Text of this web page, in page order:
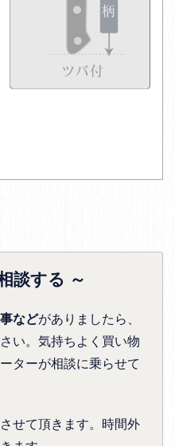
談する ～
などがありましたら、
い。気持ちよく買い物
ターが相談に乗らせて
せて頂きます。時間外